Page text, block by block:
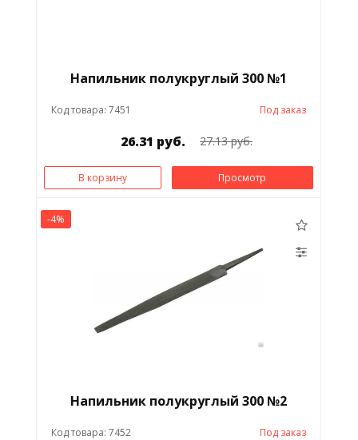
Напильник полукруглый 300 №1
Код товара: 7451 Под заказ
26.31 руб. 27.13 руб.
В корзину Просмотр
-4%
Напильник полукруглый 300 №2
Код товара: 7452 Под заказ